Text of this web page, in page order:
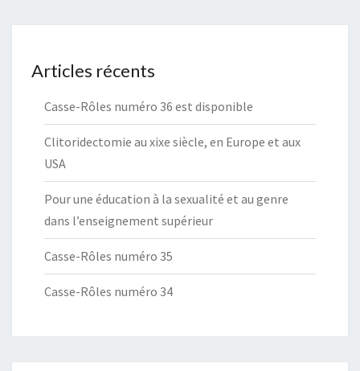
Articles récents
Casse-Rôles numéro 36 est disponible
Clitoridectomie au xixe siècle, en Europe et aux
USA
Pour une éducation à la sexualité et au genre
dans l’enseignement supérieur
Casse-Rôles numéro 35
Casse-Rôles numéro 34